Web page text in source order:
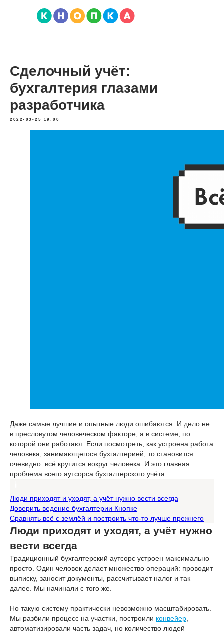
Сделочный учёт:
бухгалтерия глазами
разработчика
2022-03-25 19:00
Даже самые лучшие и опытные люди ошибаются. И дело не
в пресловутом человеческом факторе, а в системе, по
которой они работают. Если посмотреть, как устроена работа
человека, занимающегося бухгалтерией, то становится
очевидно: всё крутится вокруг человека. И это главная
проблема всего аутсорса бухгалтерского учёта.
Люди приходят и уходят, а учёт нужно вести всегда
Доверить ведение бухгалтерии Кнопке
Сравнять всё с землёй и построить что-то лучше прежнего
Люди приходят и уходят, а учёт нужно
вести всегда
Традиционный бухгалтерский аутсорс устроен максимально
просто. Один человек делает множество операций: проводит
выписку, заносит документы, рассчитывает налог и так
далее. Мы начинали с того же.
Но такую систему практически невозможно масштабировать.
Мы разбили процесс на участки, построили конвейер
автоматизировали часть задач, но количество людей